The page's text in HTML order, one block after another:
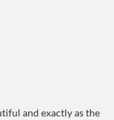
and exactly as the